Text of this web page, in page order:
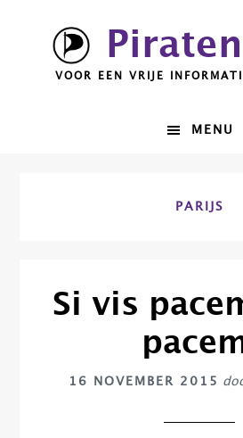
hoofdnavigatieVOOR EEN VRIJE
MENU
PARIJS
Si vis
16 NOVEMBER 2015